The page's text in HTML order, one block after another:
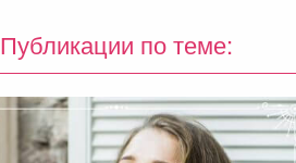
Публикации по теме: